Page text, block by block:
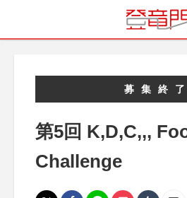
募集終了
第5回 K,D,C,,,
Challenge